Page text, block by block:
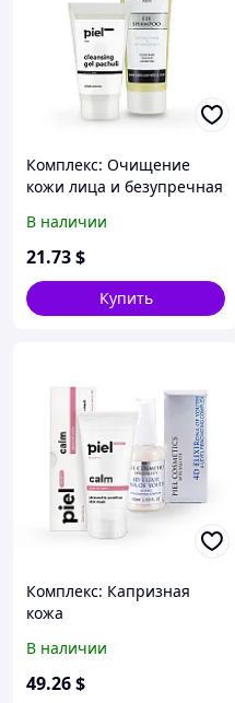
Комплекс: Очищение
кожи лица и безупречная
Базовый комплекс 3.
В наличии
21.73$
Купить
Комплекс: Капризная
кожа
В наличии
49.26$